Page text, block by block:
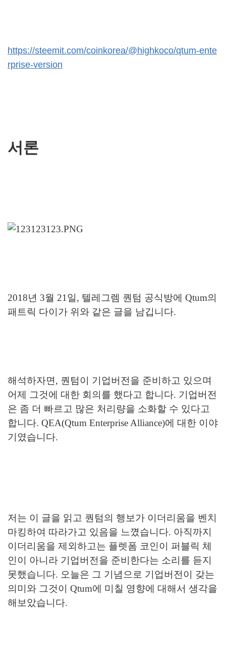
https://steemit.com/coinkorea/@highkoco/qtum-ente
rprise-version
서론
2018년 3월 21일, 텔레그렘 퀀텀 공식방에 Qtum의
패트릭 다이가 위와 같은 글을 남깁니다.
해석하자면, 퀀텀이 기업버전을 준비하고 있으며
어제 그것에 대한 회의를 했다고 합니다. 기업버전
은 좀 더 빠르고 많은 처리량을 소화할 수 있다고
합니다. QEA(Qtum Enterprise Alliance)에 대한 이야
기였습니다.
저는 이 글을 읽고 퀀텀의 행보가 이더리움을 벤치
마킹하여 따라가고 있음을 느꼈습니다. 아직까지
이더리움을 제외하고는 플렛폼 코인이 퍼블릭 체
인이 아니라 기업버전을 준비한다는 소리를 듣지
못했습니다. 오늘은 그 기념으로 기업버전이 갖는
의미와 그것이 Qtum에 미칠 영향에 대해서 생각을
해보았습니다.